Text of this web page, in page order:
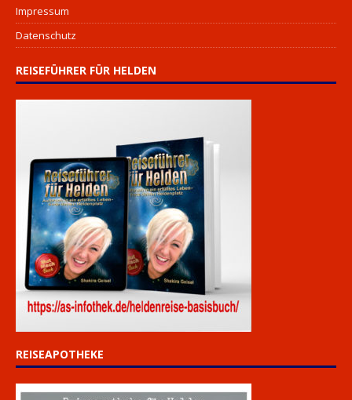
Impressum
Datenschutz
REISEFÜHRER FÜR HELDEN
REISEAPOTHEKE